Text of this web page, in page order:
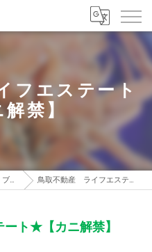
フエステート
禁】
ブログ 鳥取不動産 ライフエステート★【カニ解禁】
ト★【カニ解禁】